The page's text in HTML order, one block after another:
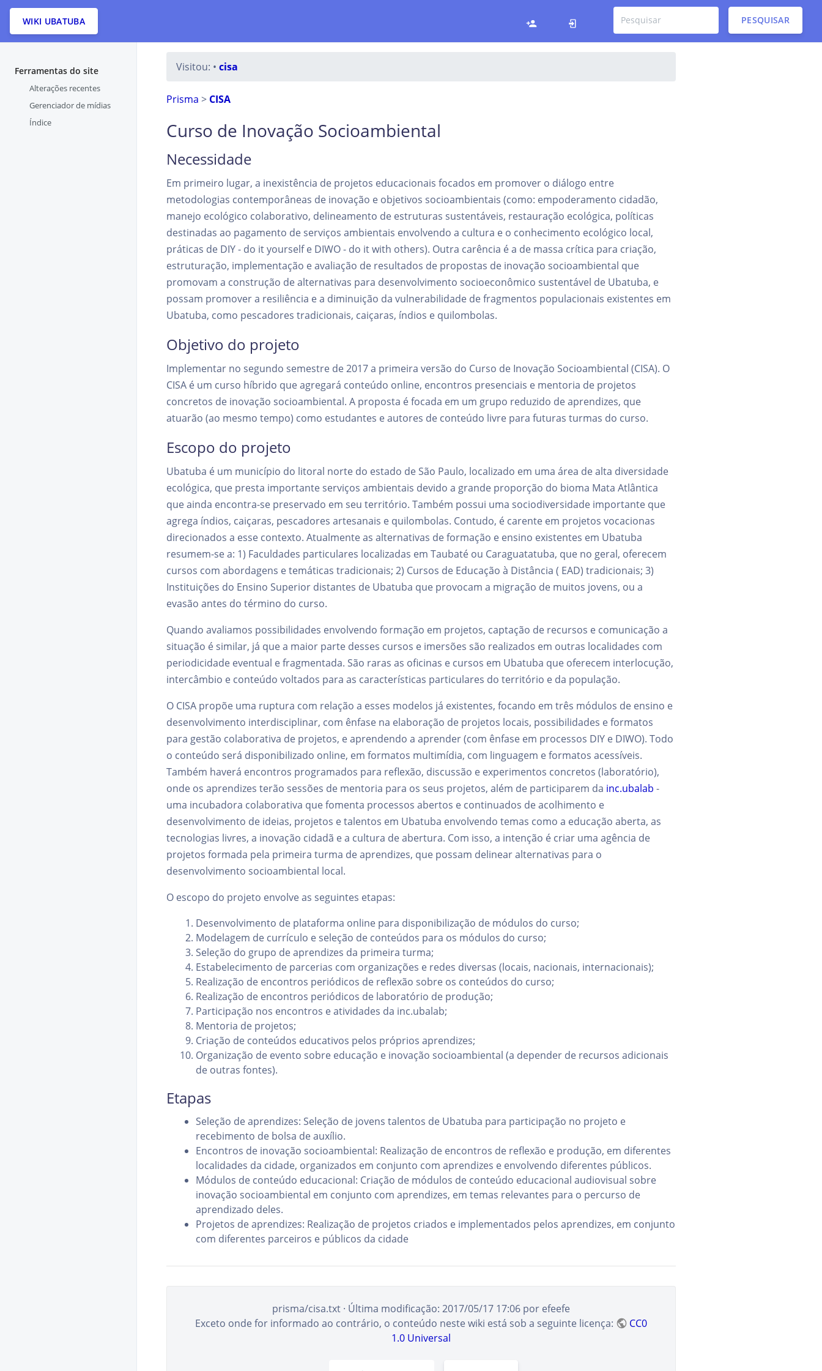
WIKI UBATUBA PESQUISAR
Ferramentas do site
Alterações recentes
Gerenciador de mídias
Índice
Visitou: • cisa
Prisma > CISA
Curso de Inovação Socioambiental
Necessidade
Em primeiro lugar, a inexistência de projetos educacionais focados em promover o diálogo entre
metodologias contemporâneas de inovação e objetivos socioambientais (como: empoderamento cidadão,
manejo ecológico colaborativo, delineamento de estruturas sustentáveis, restauração ecológica, políticas
destinadas ao pagamento de serviços ambientais envolvendo a cultura e o conhecimento ecológico local,
práticas de DIY - do it yourself e DIWO - do it with others). Outra carência é a de massa crítica para criação,
estruturação, implementação e avaliação de resultados de propostas de inovação socioambiental que
promovam a construção de alternativas para desenvolvimento socioeconômico sustentável de Ubatuba, e
possam promover a resiliência e a diminuição da vulnerabilidade de fragmentos populacionais existentes em
Ubatuba, como pescadores tradicionais, caiçaras, índios e quilombolas.
Objetivo do projeto
Implementar no segundo semestre de 2017 a primeira versão do Curso de Inovação Socioambiental (CISA). O
CISA é um curso híbrido que agregará conteúdo online, encontros presenciais e mentoria de projetos
concretos de inovação socioambiental. A proposta é focada em um grupo reduzido de aprendizes, que
atuarão (ao mesmo tempo) como estudantes e autores de conteúdo livre para futuras turmas do curso.
Escopo do projeto
Ubatuba é um município do litoral norte do estado de São Paulo, localizado em uma área de alta diversidade
ecológica, que presta importante serviços ambientais devido a grande proporção do bioma Mata Atlântica
que ainda encontra-se preservado em seu território. Também possui uma sociodiversidade importante que
agrega índios, caiçaras, pescadores artesanais e quilombolas. Contudo, é carente em projetos vocacionas
direcionados a esse contexto. Atualmente as alternativas de formação e ensino existentes em Ubatuba
resumem-se a: 1) Faculdades particulares localizadas em Taubaté ou Caraguatatuba, que no geral, oferecem
cursos com abordagens e temáticas tradicionais; 2) Cursos de Educação à Distância ( EAD) tradicionais; 3)
Instituições do Ensino Superior distantes de Ubatuba que provocam a migração de muitos jovens, ou a
evasão antes do término do curso.
Quando avaliamos possibilidades envolvendo formação em projetos, captação de recursos e comunicação a
situação é similar, já que a maior parte desses cursos e imersões são realizados em outras localidades com
periodicidade eventual e fragmentada. São raras as oficinas e cursos em Ubatuba que oferecem interlocução,
intercâmbio e conteúdo voltados para as características particulares do território e da população.
O CISA propõe uma ruptura com relação a esses modelos já existentes, focando em três módulos de ensino e
desenvolvimento interdisciplinar, com ênfase na elaboração de projetos locais, possibilidades e formatos
para gestão colaborativa de projetos, e aprendendo a aprender (com ênfase em processos DIY e DIWO). Todo
o conteúdo será disponibilizado online, em formatos multimídia, com linguagem e formatos acessíveis.
Também haverá encontros programados para reflexão, discussão e experimentos concretos (laboratório),
onde os aprendizes terão sessões de mentoria para os seus projetos, além de participarem da inc.ubalab -
uma incubadora colaborativa que fomenta processos abertos e continuados de acolhimento e
desenvolvimento de ideias, projetos e talentos em Ubatuba envolvendo temas como a educação aberta, as
tecnologias livres, a inovação cidadã e a cultura de abertura. Com isso, a intenção é criar uma agência de
projetos formada pela primeira turma de aprendizes, que possam delinear alternativas para o
desenvolvimento socioambiental local.
O escopo do projeto envolve as seguintes etapas:
Desenvolvimento de plataforma online para disponibilização de módulos do curso;
Modelagem de currículo e seleção de conteúdos para os módulos do curso;
Seleção do grupo de aprendizes da primeira turma;
Estabelecimento de parcerias com organizações e redes diversas (locais, nacionais, internacionais);
Realização de encontros periódicos de reflexão sobre os conteúdos do curso;
Realização de encontros periódicos de laboratório de produção;
Participação nos encontros e atividades da inc.ubalab;
Mentoria de projetos;
Criação de conteúdos educativos pelos próprios aprendizes;
Organização de evento sobre educação e inovação socioambiental (a depender de recursos adicionais
de outras fontes).
Etapas
Seleção de aprendizes: Seleção de jovens talentos de Ubatuba para participação no projeto e
recebimento de bolsa de auxílio.
Encontros de inovação socioambiental: Realização de encontros de reflexão e produção, em diferentes
localidades da cidade, organizados em conjunto com aprendizes e envolvendo diferentes públicos.
Módulos de conteúdo educacional: Criação de módulos de conteúdo educacional audiovisual sobre
inovação socioambiental em conjunto com aprendizes, em temas relevantes para o percurso de
aprendizado deles.
Projetos de aprendizes: Realização de projetos criados e implementados pelos aprendizes, em conjunto
com diferentes parceiros e públicos da cidade
prisma/cisa.txt · Última modificação: 2017/05/17 17:06 por efeefe
Exceto onde for informado ao contrário, o conteúdo neste wiki está sob a seguinte licença:
CC0
1.0 Universal